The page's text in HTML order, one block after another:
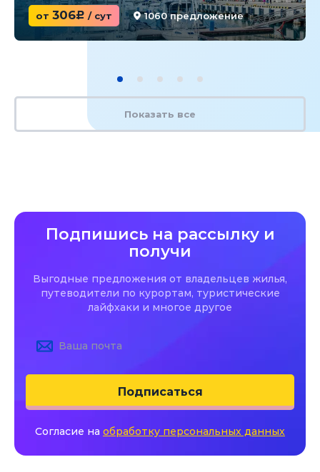
от 306c / сут 1060 предложение
Показать все
Подпишись на рассылку и
получи
Выгодные предложения от владельцев жилья,
путеводители по курортам, туристические
лайфхаки и многое другое
Подписаться
Согласие на обработку персональных данных